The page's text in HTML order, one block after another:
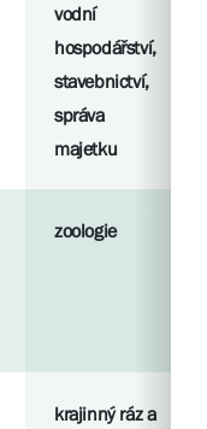
vodní
hospodářství,
stavebnictví,
správa
majetku
zoologie
krajinný ráz a